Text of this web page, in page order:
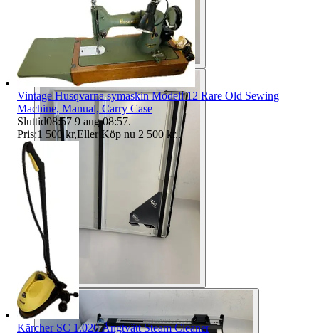
Vintage Husqvarna symaskin Modell 12 Rare Old Sewing
Machine, Manual, Carry Case
Sluttid08:57 9 aug 08:57.
Pris:1 500 kr,Eller Köp nu 2 500 kr,.
Kärcher SC 1.020 Ångtvätt Steam Cleaner